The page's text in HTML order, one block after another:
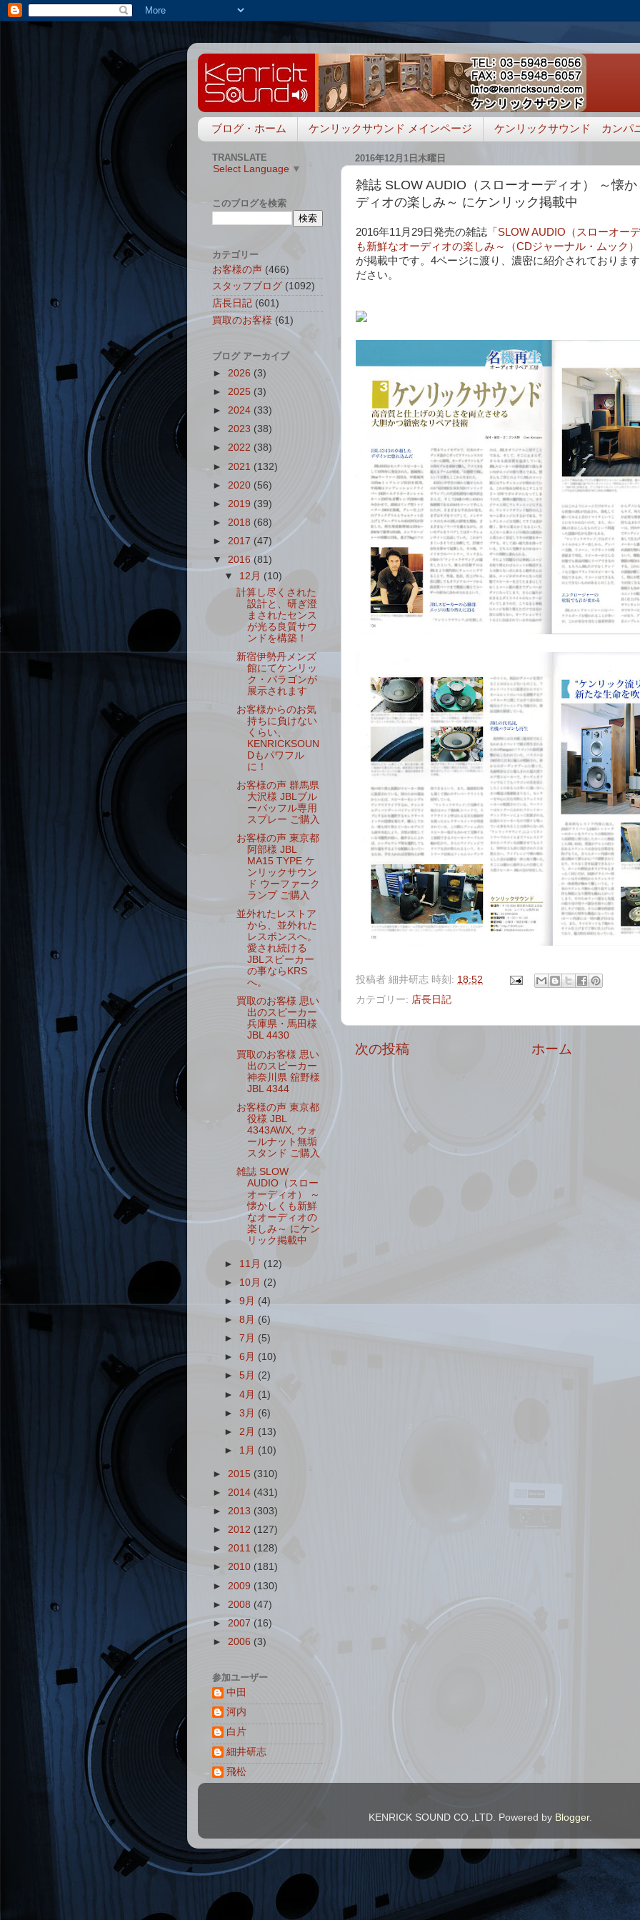
ブログ・ホーム ケンリックサウンド メインページ ケンリックサウンド カンパ
2016年12月1日木曜日
雑誌 SLOW AUDIO（スローオーディオ） ～懐
ディオの楽しみ～ にケンリック掲載中
2016年11月29日発売の雑誌 「SLOW AUDIO（スローオー
も新鮮なオーディオの楽しみ～（CDジャーナル・ムック）
が掲載中です。4ページに渡り、濃密に紹介されておりま
ださい。
投稿者 細井研志 時刻: 18:52
カテゴリー: 店長日記
次の投稿 ホーム
TRANSLATE
Select Language ▼
このブログを検索
カテゴリー
お客様の声 (466)
スタッフブログ (1092)
店長日記 (601)
買取のお客様 (61)
ブログ アーカイブ
► 2026 (3)
► 2025 (3)
► 2024 (33)
► 2023 (38)
► 2022 (38)
► 2021 (132)
► 2020 (56)
► 2019 (39)
► 2018 (68)
► 2017 (47)
▼ 2016 (81)
▼ 12月 (10)
計算し尽くされた
設計と、研ぎ澄
まされたセンス
が光る良質サウ
ンドを構築！
新宿伊勢丹メンズ
館にてケンリッ
ク・パラゴンが
展示されます
お客様からのお気
持ちに負けない
くらい、
KENRICKSOUN
Dもパワフル
に！
お客様の声 群馬県
大沢様 JBLブル
ーバッフル専用
スプレー ご購入
お客様の声 東京都
阿部様 JBL
MA15 TYPE ケ
ンリックサウン
ド ウーファーク
ランプ ご購入
並外れたレストア
から、並外れた
レスポンスへ。
愛され続ける
JBLスピーカー
の事ならKRS
へ。
買取のお客様 思い
出のスピーカー
兵庫県・馬田様
JBL 4430
買取のお客様 思い
出のスピーカー
神奈川県 舘野様
JBL 4344
お客様の声 東京都
役様 JBL
4343AWX, ウォ
ールナット無垢
スタンド ご購入
雑誌 SLOW
AUDIO（スロー
オーディオ） ～
懐かしくも新鮮
なオーディオの
楽しみ～ にケン
リック掲載中
► 11月 (12)
► 10月 (2)
►9月 (4)
►8月(6)
►7月 (5)
►6月 (10)
►5月 (2)
►4月 (1)
►3月 (6)
► 2月 (13)
► 1月 (10)
► 2015 (310)
► 2014 (431)
► 2013 (303)
► 2012 (127)
► 2011 (128)
► 2010 (181)
► 2009 (130)
► 2008 (47)
► 2007 (16)
► 2006 (3)
参加ユーザー
中田
河内
白片
細井研志
飛松
KENRICK SOUND CO.,LTD. Powered by Blogger.